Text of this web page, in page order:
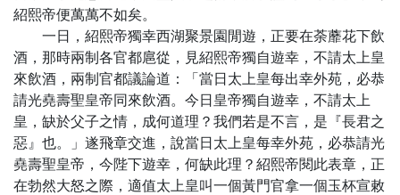
紹熙帝便萬萬不如矣。
一日，紹熙帝獨幸西湖聚景園閒遊，正要在荼蘼花下飲
酒，那時兩制各官都扈從，見紹熙帝獨自遊幸，不請太上皇
來飲酒，兩制官都議論道：「當日太上皇每出幸外苑，必恭
請光堯壽聖皇帝同來飲酒。今日皇帝獨自遊幸，不請太上
皇，缺於父子之情，成何道理？我們若是不言，是『長君之
惡』也。」遂飛章交進，說當日太上皇每幸外苑，必恭請光
堯壽聖皇帝，今陛下遊幸，何缺此理？紹熙帝閱此表章，正
在勃然大怒之際，適值太上皇叫一個黃門官拿一個玉杯宣敕